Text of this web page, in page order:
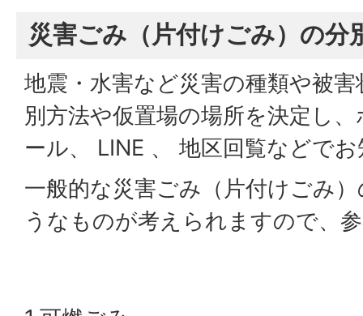
災害ごみ（片付けごみ）の分
地震・水害など災害の種類や被
別方法や仮置場の場所を決定し
ール、 LINE 、 地区回覧などで
一般的な災害ごみ（片付けごみ
うなものが考えられますので、